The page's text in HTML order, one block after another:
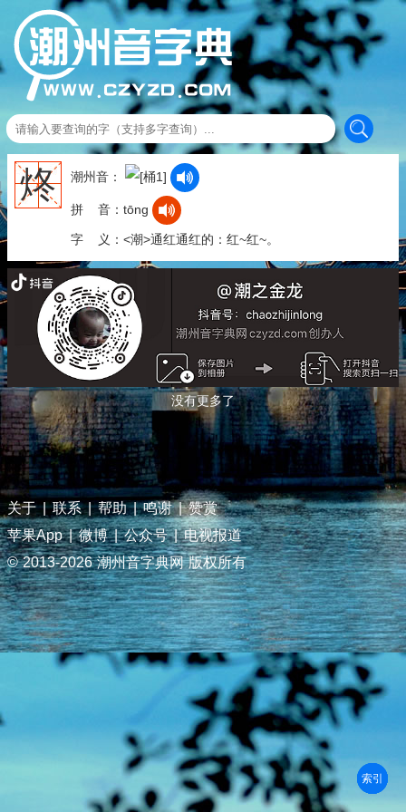
炵 潮州音：
拼 音：tōng
字 义：<潮>通红通红的：红~红~。
没有更多了
关于 | 联系 | 帮助 | 鸣谢 | 赞赏
苹果App | 微博 | 公众号 | 电视报道
© 2013-2026 潮州音字典网 版权所有
部首
笔划
拼音
潮拼